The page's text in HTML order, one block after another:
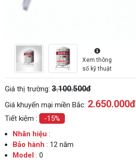
Xem thông
số kỹ thuật
Giá thị trường: 3.100.500đ
Giá khuyến mại miền Bắc: 2.650.000đ
Tiết kiệm :
-15%
Nhãn hiệu :
Bảo hành : 12 năm
Model : 0